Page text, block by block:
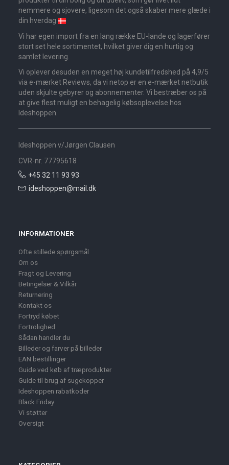
nemmere og sjovere, ligesom det også skaber mere glæde i
din hverdag
Vi har egen import fra en lang række EU-lande og lagerfører
stort set hele sortimentet, hvilket giver dig en hurtig og
samlet levering.
Vi oplever desuden en meget høj kundetilfredshed på 4,9/5
via e-mærket Reviews, da vi netop er en e-mærket netbutik
uden skjulte gebyrer og abonnementer. Vi bestræber os på
at give flest muligt en behagelig købsoplevelse hos
Ideshoppen.
Ideshoppen v/Jørgen Clausen
CVR-nr. 77795618
+45 32 11 93 93
ideshoppen@mail.dk
INFORMATIONER
Ofte stillede spørgsmål
Om os
Fragt og Levering
Betingelser & Vilkår
Returnering
Kontakt os
Fortryd købet
Fortrolighed
Sådan handler du
Billeder og farver på billeder
EAN bestillinger
Guide ved køb af træprodukter
Guide til brug af sugekopper
Ideshoppen rabatkoder
Black Friday
Vi støtter
Oversigt